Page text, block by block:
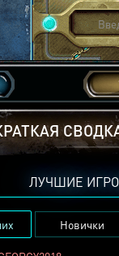
ЛУЧШИЕ
Новички